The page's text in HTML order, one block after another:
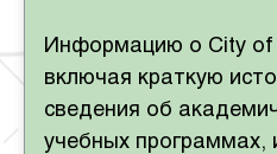
Информацию о City of
включая краткую
сведения об
учебных программах,